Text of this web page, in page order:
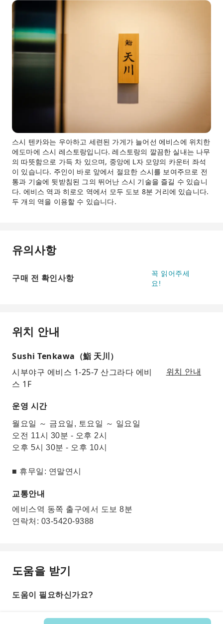
스시 텐카와는 우아하고 세련된 가게가 늘어선 에비스에 위치한
에도마에 스시 레스토랑입니다. 레스토랑의 깔끔한 실내는 나무
의 따뜻함으로 가득 차 있으며, 중앙에 L자 모양의 카운터 좌석
이 있습니다. 주인이 바로 앞에서 절묘한 스시를 보여주므로 전
통과 기술에 뒷받침된 그의 뛰어난 스시 기술을 즐길 수 있습니
다. 에비스 역과 히로오 역에서 모두 도보 8분 거리에 있습니다.
두 개의 역을 이용할 수 있습니다.
유의사항
구매 전 확인사항
꼭 읽어주세
요!
위치 안내
Sushi Tenkawa（鮨 天川）
시부야구 에비스 1-25-7 산그라다 에비
스 1F
위치 안내
운영 시간
월요일 ～ 금요일, 토요일 ～ 일요일
오전 11시 30분 - 오후 2시
오후 5시 30분 - 오후 10시
■ 휴무일: 연말연시
교통안내
에비스역 동쪽 출구에서 도보 8분
연락처: 03-5420-9388
도움을 받기
도움이 필요하신가요?